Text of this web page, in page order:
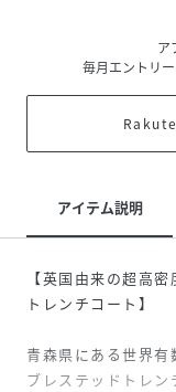
ア
毎月エントリ
アイテム説明
【英国由来の超高
トレンチコート】
青森県にある世界
ブレステッドトレ